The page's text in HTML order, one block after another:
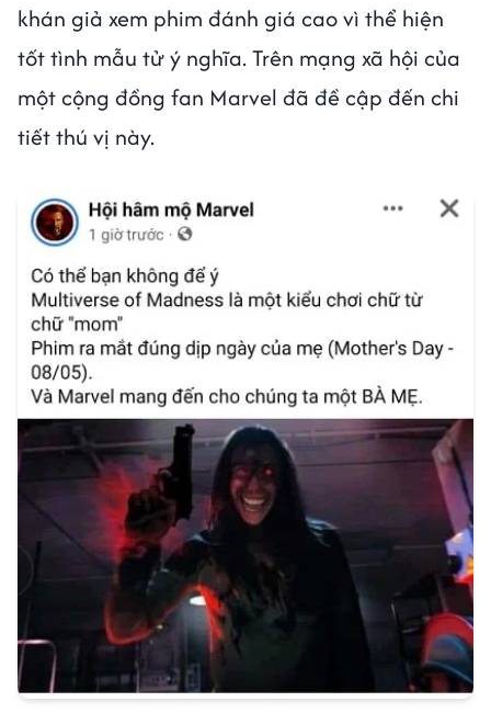
khán giả xem phim đánh giá cao vì thể hiện
tốt tình mẫu tử ý nghĩa. Trên mạng xã hội của
một cộng đồng fan Marvel đã đề cập đến chi
tiết thú vị này.